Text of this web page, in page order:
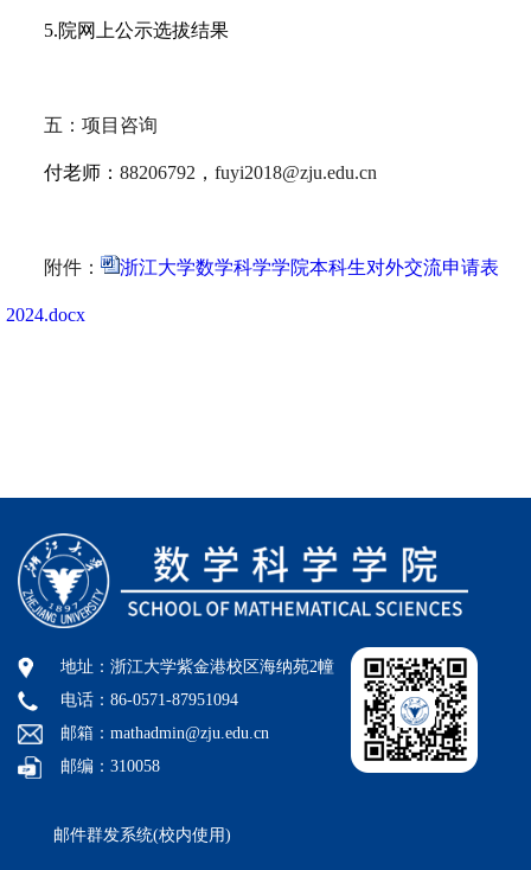
5.院网上公示选拔结果
五：项目咨询
付老师： 88206792 ， fuyi2018@zju.edu.cn
附件： 浙江大学数学科学学院本科生对外交流申请表
2024.docx
地址：浙江大学紫金港校区海纳苑2幢
电话：86-0571-87951094
邮箱：mathadmin@zju.edu.cn
邮编：310058
邮件群发系统(校内使用)